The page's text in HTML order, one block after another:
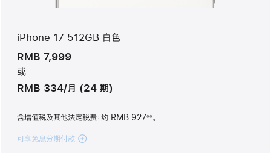
iPhone 17 512GB 白色
RMB 7,999
或
RMB 334/月 (24 期)
含增值税及其他法定税费：约 RMB 927◊◊。
可享免息分期付款 (iPhone 17